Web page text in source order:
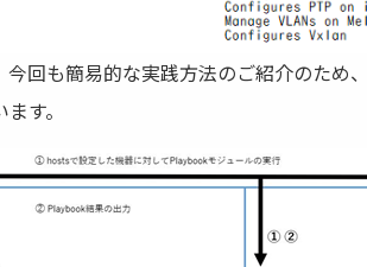
回も簡易的な実践方法のご紹介のため
す。